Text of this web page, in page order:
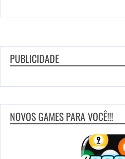
PUBLICIDADE
NOVOS GAMES PARA VOCÊ!!!